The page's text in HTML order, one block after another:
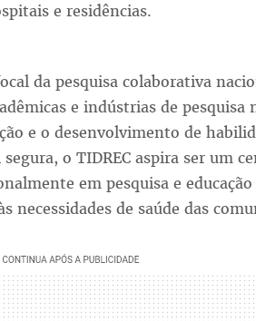
e residências.
da pesquisa colaborativa
e indústrias de pesquisa
e o desenvolvimento de
o TIDREC aspira ser um
em pesquisa e
necessidades de saúde das